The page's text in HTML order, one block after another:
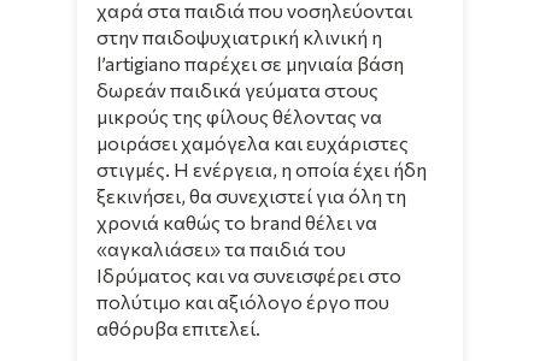
χαρά στα παιδιά που νοσηλεύονται
στην παιδοψυχιατρική κλινική η
l’artigiano παρέχει σε μηνιαία βάση
δωρεάν παιδικά γεύματα στους
μικρούς της φίλους θέλοντας να
μοιράσει χαμόγελα και ευχάριστες
στιγμές. Η ενέργεια, η οποία έχει ήδη
ξεκινήσει, θα συνεχιστεί για όλη τη
χρονιά καθώς το brand θέλει να
«αγκαλιάσει» τα παιδιά του
Ιδρύματος και να συνεισφέρει στο
πολύτιμο και αξιόλογο έργο που
αθόρυβα επιτελεί.